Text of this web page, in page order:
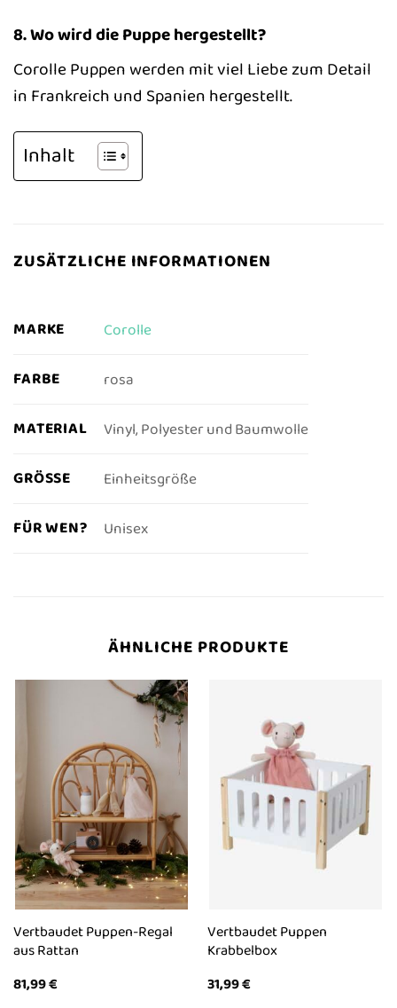
8. Wo wird die Puppe hergestellt?
Corolle Puppen werden mit viel Liebe zum Detail
in Frankreich und Spanien hergestellt.
Inhalt
ZUSÄTZLICHE INFORMATIONEN
MARKE Corolle
FARBE rosa
MATERIAL Vinyl, Polyester und Baumwolle
GRÖSSE Einheitsgröße
FÜR WEN? Unisex
ÄHNLICHE PRODUKTE
Vertbaudet Puppen-Regal
aus Rattan
81,99€
Vertbaudet Puppen
Krabbelbox
31,99€